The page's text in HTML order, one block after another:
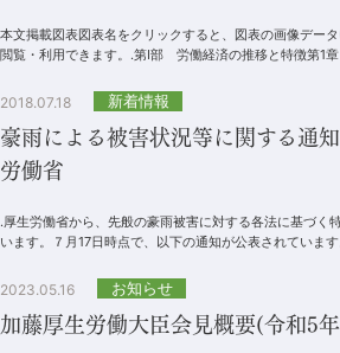
本文掲載図表図表名をクリックすると、図表の画像デー
閲覧・利用できます。.第Ⅰ部 労働経済の推移と特徴第
2018.07.18 新着情報
豪雨による被害状況等に関する通
労働省
.厚生労働省から、先般の豪雨被害に対する各法に基づく
います。７月17日時点で、以下の通知が公表されていま
2023.05.16 お知らせ
加藤厚生労働大臣会見概要(令和5